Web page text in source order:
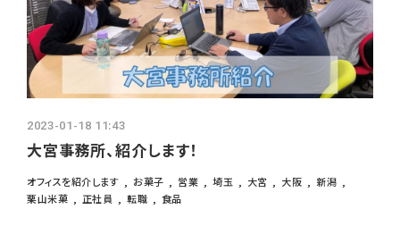
2023-01-18 11:43
大宮事務所、紹介します！
オフィスを紹介します お菓子 営業 埼玉 大宮 大阪
新潟
栗山米菓
正社員 転職 食品